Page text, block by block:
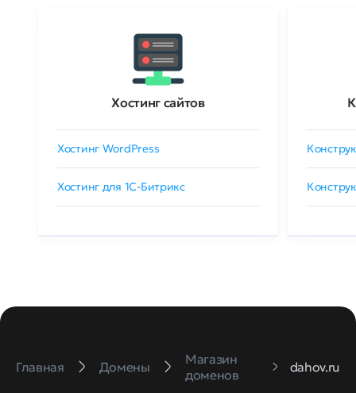
Хостинг сайтов
Хостинг WordPress
Хостинг для 1C-Битрикс
Главная Домены
Магазин
доменов
dahov.ru